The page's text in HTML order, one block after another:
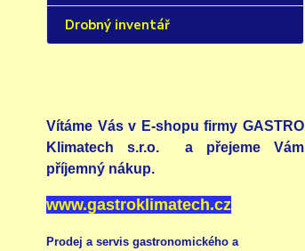
Drobný inventář
Vítáme Vás v E-shopu firmy GASTRO
Klimatech s.r.o. a přejeme Vám
příjemný nákup.
www.gastroklimatech.cz
Prodej a servis gastronomického a